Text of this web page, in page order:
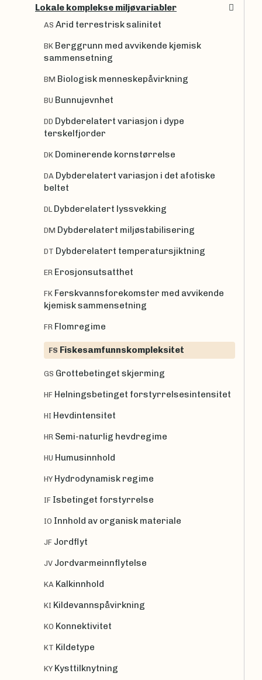
Lokale komplekse miljøvariabler
AS Arid terrestrisk salinitet
BK Berggrunn med avvikende kjemisk
sammensetning
BM Biologisk menneskepåvirkning
BU Bunnujevnhet
DD Dybderelatert variasjon i dype
terskelfjorder
DK Dominerende kornstørrelse
DA Dybderelatert variasjon i det afotiske
beltet
DL Dybderelatert lyssvekking
DM Dybderelatert miljøstabilisering
DT Dybderelatert temperatursjiktning
ER Erosjonsutsatthet
FK Ferskvannsforekomster med avvikende
kjemisk sammensetning
FR Flomregime
FS Fiskesamfunnskompleksitet
GS Grottebetinget skjerming
HF Helningsbetinget forstyrrelsesintensitet
HI Hevdintensitet
HR Semi-naturlig hevdregime
HU Humusinnhold
HY Hydrodynamisk regime
IF Isbetinget forstyrrelse
IO Innhold av organisk materiale
JF Jordflyt
JV Jordvarmeinnflytelse
KA Kalkinnhold
KI Kildevannspåvirkning
KO Konnektivitet
KT Kildetype
KY Kysttilknytning